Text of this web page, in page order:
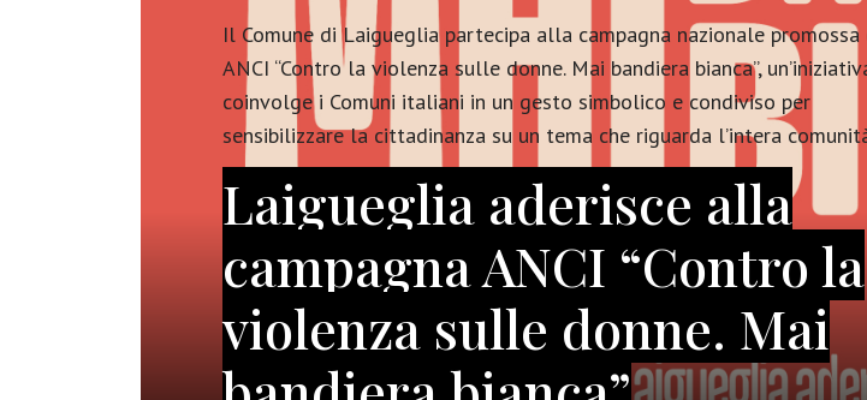
Laigueglia aderisce alla
campagna ANCI “Contro la
violenza sulle donne. Mai
Il Comune di Laigueglia partecipa alla campagna nazionale promossa
ANCI “Contro la violenza sulle donne. Mai bandiera bianca”,
coinvolge i Comuni italiani in un gesto simbolico e condiviso per
sensibilizzare la cittadinanza su un tema che riguarda l’intera